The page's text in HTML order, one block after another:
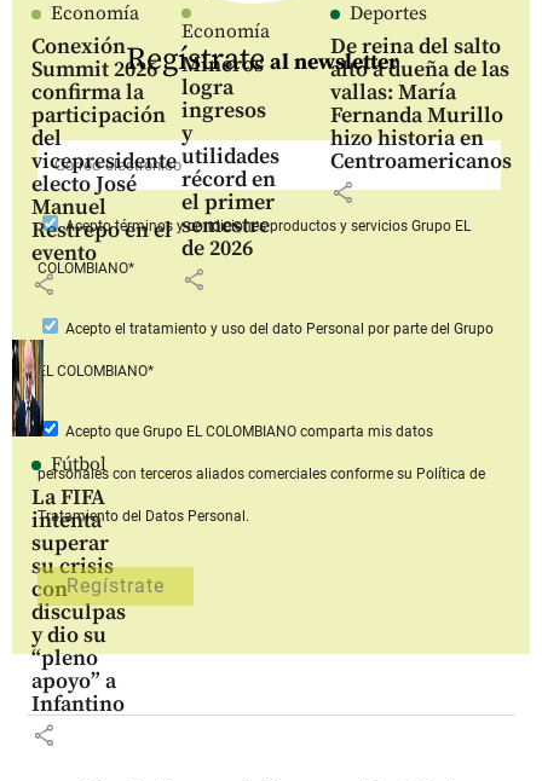
Economía
Conexión
Summit 2026
confirma la
participación
del
vicepresidente
electo José
Manuel
Restrepo en el
evento
share
Economía
Mineros
logra
ingresos
y
utilidades
récord en
el primer
semestre
de 2026
share
Deportes
De reina del salto
alto a dueña de las
vallas: María
Fernanda Murillo
hizo historia en
Centroamericanos
share
Fútbol
La FIFA
intenta
superar
su crisis
con
disculpas
y dio su
“pleno
apoyo” a
Infantino
share
Regístrate al newsletter
Aceptotérminos y condiciones productos y serviciosGrupo EL
COLOMBIANO*
Acepto el tratamiento y uso del dato Personal por parte del Grupo
EL COLOMBIANO*
Acepto que Grupo EL COLOMBIANOcomparta mis datos
personales con terceros aliados comerciales conforme su Política de
Tratamiento del Datos Personal.